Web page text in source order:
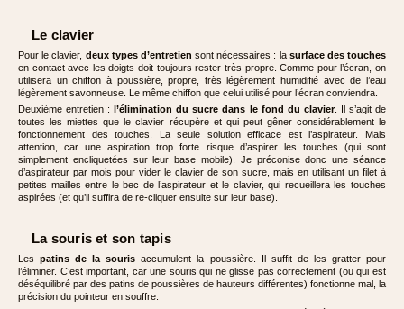
Le clavier
Pour le clavier, deux types d’entretien sont nécessaires : la surface des touches
en contact avec les doigts doit toujours rester très propre. Comme pour l’écran, on
utilisera un chiffon à poussière, propre, très légèrement humidifié avec de l’eau
légèrement savonneuse. Le même chiffon que celui utilisé pour l’écran conviendra.
Deuxième entretien : l’élimination du sucre dans le fond du clavier. Il s’agit de
toutes les miettes que le clavier récupère et qui peut gêner considérablement le
fonctionnement des touches. La seule solution efficace est l’aspirateur. Mais
attention, car une aspiration trop forte risque d’aspirer les touches (qui sont
simplement encliquetées sur leur base mobile). Je préconise donc une séance
d’aspirateur par mois pour vider le clavier de son sucre, mais en utilisant un filet à
petites mailles entre le bec de l’aspirateur et le clavier, qui recueillera les touches
aspirées (et qu’il suffira de re-cliquer ensuite sur leur base).
La souris et son tapis
Lespatins de la souris accumulent la poussière. Il suffit de les gratter pour
l’éliminer. C’est important, car une souris qui ne glisse pas correctement (ou qui est
déséquilibré par des patins de poussières de hauteurs différentes) fonctionne mal, la
précision du pointeur en souffre.